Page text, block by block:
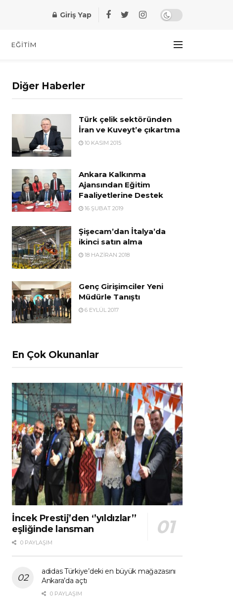
Giriş Yap
EĞITIM
Diğer Haberler
Türk çelik sektöründen
İran ve Kuveyt’e çıkartma
10 KASIM 2015
Ankara Kalkınma
Ajansından Eğitim
Faaliyetlerine Destek
16 ŞUBAT 2019
Şişecam’dan İtalya’da
ikinci satın alma
18 HAZIRAN 2018
Genç Girişimciler Yeni
Müdürle Tanıştı
6 EYLÜL 2017
En Çok Okunanlar
İncek Prestij’den ‘’yıldızlar’’
eşliğinde lansman
0 PAYLAŞIM
adidas Türkiye’deki en büyük mağazasını
Ankara’da açtı
0 PAYLAŞIM